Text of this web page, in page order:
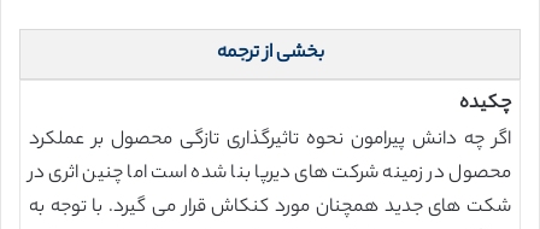
بخشی از ترجمه
چکیده
اگر چه دانش پیرامون نحوه تاثیرگذاری تازگی محصول بر عملکرد
محصول در زمینه شرکت های دیرپا بنا شده است اما چنین اثری در
شکت های جدید همچنان مورد کنکاش قرار می گیرد. با توجه به